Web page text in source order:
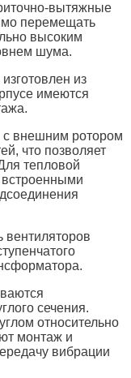
вытяжные
перемещать
высоким
шума.
из
имеются
с внешним ротором
что позволяет
тепловой
вентиляторов
сечения.
относительно
монтаж и
вибрации